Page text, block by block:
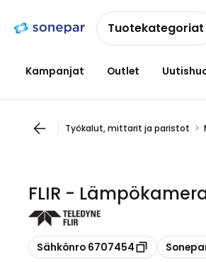
navigointiinsisältöönTuotekategoriat
Kampanjat Outlet
Työkalut, mittarit ja paristot
FLIR -
Kopioi
Sähkönro 6707454 Kopioi